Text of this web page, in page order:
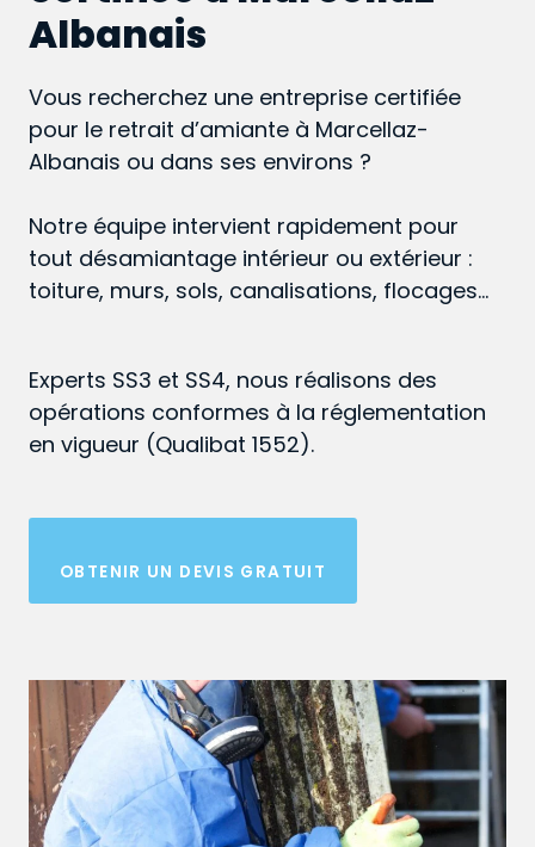
Albanais
Vous recherchez une entreprise certifiée
pour le retrait d’amiante à Marcellaz-
Albanais ou dans ses environs ?
Notre équipe intervient rapidement pour
tout désamiantage intérieur ou extérieur :
toiture, murs, sols, canalisations, flocages…
Experts SS3 et SS4, nous réalisons des
opérations conformes à la réglementation
en vigueur (Qualibat 1552).
OBTENIR UN DEVIS GRATUIT